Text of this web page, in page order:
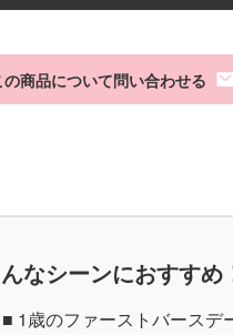
の商品について問い合わせる
なシーンにおすすめ
歳のファーストバースデ